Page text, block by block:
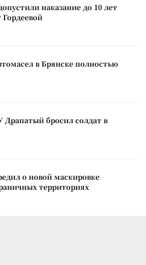
наказание до 10 лет
в Брянске полностью
Драпатый бросил солдат в
о новой маскировке
территориях